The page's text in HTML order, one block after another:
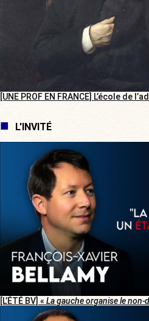
[UNE PROF EN FRANCE] L’école de
L'INVITÉ
[L’ÉTÉ BV] « La gauche organise le non-